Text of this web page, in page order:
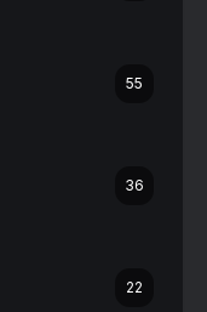
55
36
22